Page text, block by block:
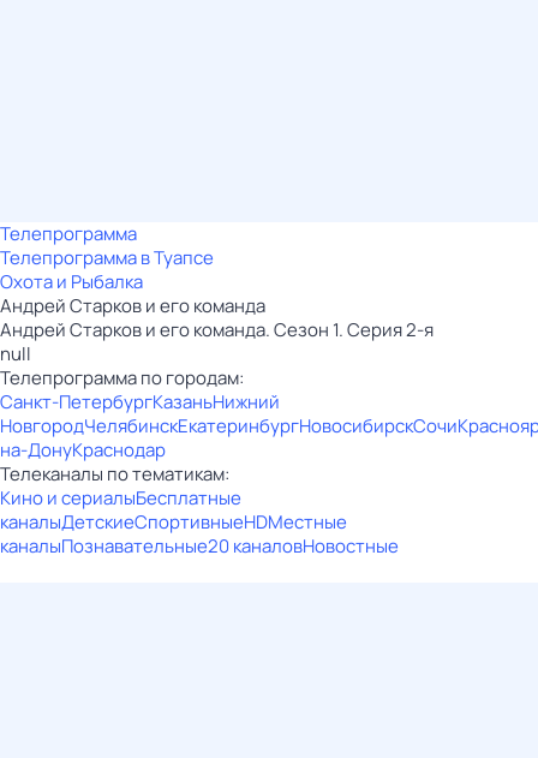
Телепрограмма
Телепрограмма в Туапсе
Охота и Рыбалка
Андрей Старков и его команда
Андрей Старков и его команда. Сезон 1. Серия 2-я
null
Телепрограмма по городам:
Санкт-ПетербургКазаньНижний
НовгородЧелябинскЕкатеринбургНовосибирскСочи
на-ДонуКраснодар
Телеканалы по тематикам:
Кино и сериалыБесплатные
каналыДетскиеСпортивныеHDМестные
каналыПознавательные20 каналовНовостные